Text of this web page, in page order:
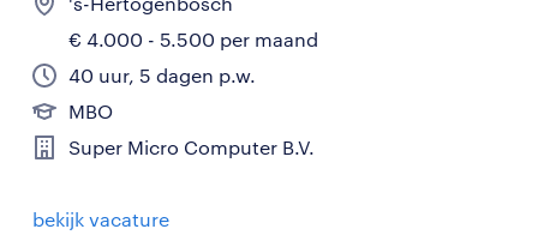
€ 4.000 - 5.500 per maand
40 uur, 5 dagen p.w.
MBO
Super Micro Computer B.V.
bekijk vacature